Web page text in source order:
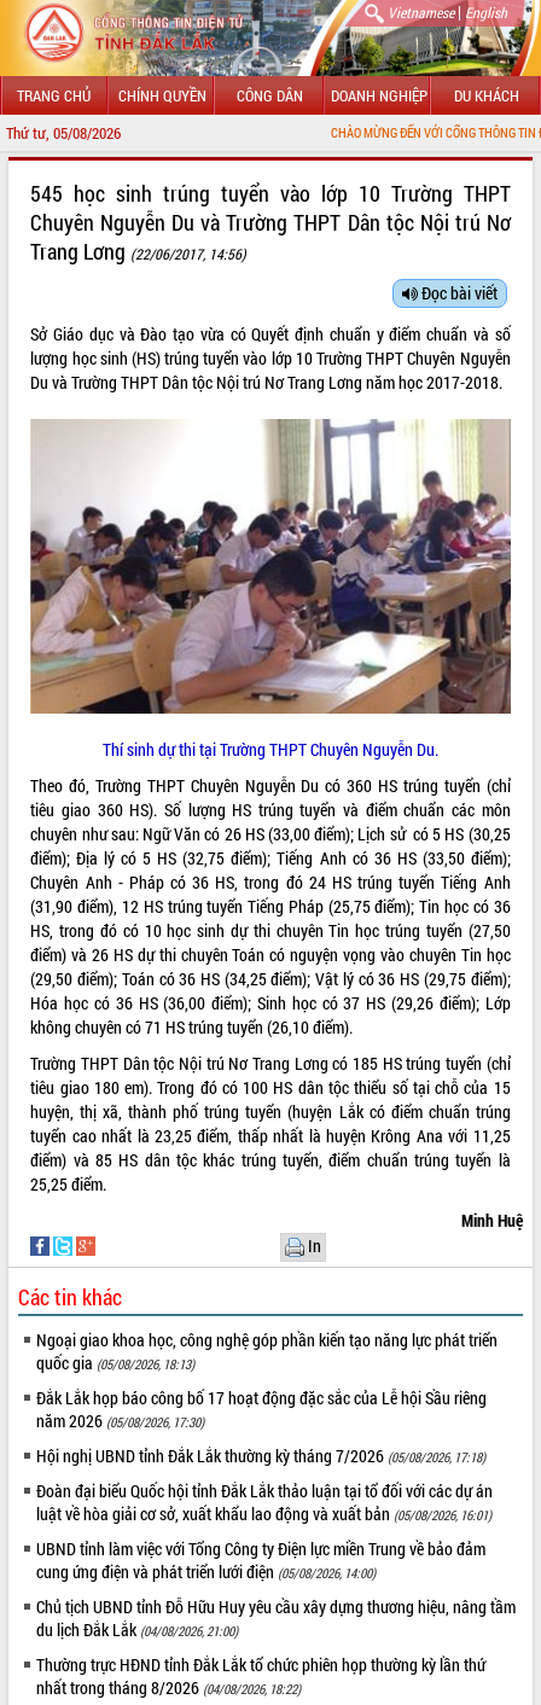
Vietnamese| English
TRANG CHỦ CHÍNH QUYỀN CÔNG DÂN DOANH NGHIỆP DU KHÁCH
Thứ tư, 05/08/2026 CHÀO MỪNG ĐẾN VỚI CỔNG THÔNG TIN ĐIỆN TỬ
LÃNH ĐẠO UBND TỈNH
SỞ, BAN, NGÀNH
UBND CÁC XÃ, PHƯỜNG
THÔNG TIN CHỈ ĐẠO ĐIỀU HÀNH
VĂN BẢN HĐND TỈNH
ĐIỂM TIN VĂN BẢN
QUY HOẠCH - KẾ HOẠCH
VIDEO
Thường trực HĐND tỉnh Đắk Lắk gặp
mặt Đoàn chuyên gia y tế TP. Hồ Chí
Minh
Lễ truy điệu và an táng hài cốt liệt sĩ
tại Nghĩa trang Liệt sĩ xã Sơn Hòa
Bàn giải pháp tháo gỡ khó khăn trong
xuất khẩu sầu riêng và triển khai quy
Thứ trưởng Bộ Nông nghiệp và Môi
vùng trồng và doanh nghiệp đóng gói
sầu riêng tại Đắk Lắk
Trình diễn nghệ thuật chế biến các
món ăn từ sầu riêng
ALBUM ẢNH
545 học sinh trúng tuyển vào lớp 10 Trường THPT
Chuyên Nguyễn Du và Trường THPT Dân tộc Nội trú Nơ
Trang Lơng (22/06/2017, 14:56)
Đọc bài viết
Sở Giáo dục và Đào tạo vừa có Quyết định chuẩn y điểm chuẩn và số
lượng học sinh (HS) trúng tuyển vào lớp 10 Trường THPT Chuyên Nguyễn
Du và Trường THPT Dân tộc Nội trú Nơ Trang Lơng năm học 2017-2018.
Thí sinh dự thi tại Trường THPT Chuyên Nguyễn Du.
Theo đó, Trường THPT Chuyên Nguyễn Du có 360 HS trúng tuyển (chỉ
tiêu giao 360 HS). Số lượng HS trúng tuyển và điểm chuẩn các môn
chuyên như sau: Ngữ Văn có 26 HS (33,00 điểm); Lịch sử có 5 HS (30,25
điểm); Địa lý có 5 HS (32,75 điểm); Tiếng Anh có 36 HS (33,50 điểm);
Chuyên Anh - Pháp có 36 HS, trong đó 24 HS trúng tuyển Tiếng Anh
(31,90 điểm), 12 HS trúng tuyển Tiếng Pháp (25,75 điểm); Tin học có 36
HS, trong đó có 10 học sinh dự thi chuyên Tin học trúng tuyển (27,50
điểm) và 26 HS dự thi chuyên Toán có nguyện vọng vào chuyên Tin học
(29,50 điểm); Toán có 36 HS (34,25 điểm); Vật lý có 36 HS (29,75 điểm);
Hóa học có 36 HS (36,00 điểm); Sinh học có 37 HS (29,26 điểm); Lớp
không chuyên có 71 HS trúng tuyển (26,10 điểm).
Trường THPT Dân tộc Nội trú Nơ Trang Lơng có 185 HS trúng tuyển (chỉ
tiêu giao 180 em). Trong đó có 100 HS dân tộc thiểu số tại chỗ của 15
huyện, thị xã, thành phố trúng tuyển (huyện Lắk có điểm chuẩn trúng
tuyển cao nhất là 23,25 điểm, thấp nhất là huyện Krông Ana với 11,25
điểm) và 85 HS dân tộc khác trúng tuyển, điểm chuẩn trúng tuyển là
25,25 điểm.
Minh Huệ
In
Các tin khác
Ngoại giao khoa học, công nghệ góp phần kiến tạo năng lực phát triển
quốc gia (05/08/2026, 18:13)
Đắk Lắk họp báo công bố 17 hoạt động đặc sắc của Lễ hội Sầu riêng
năm 2026 (05/08/2026, 17:30)
Hội nghị UBND tỉnh Đắk Lắk thường kỳ tháng 7/2026 (05/08/2026, 17:18)
Đoàn đại biểu Quốc hội tỉnh Đắk Lắk thảo luận tại tổ đối với các dự án
luật về hòa giải cơ sở, xuất khẩu lao động và xuất bản (05/08/2026, 16:01)
UBND tỉnh làm việc với Tổng Công ty Điện lực miền Trung về bảo đảm
cung ứng điện và phát triển lưới điện (05/08/2026, 14:00)
Chủ tịch UBND tỉnh Đỗ Hữu Huy yêu cầu xây dựng thương hiệu, nâng tầm
du lịch Đắk Lắk (04/08/2026, 21:00)
Thường trực HĐND tỉnh Đắk Lắk tổ chức phiên họp thường kỳ lần thứ
nhất trong tháng 8/2026 (04/08/2026, 18:22)